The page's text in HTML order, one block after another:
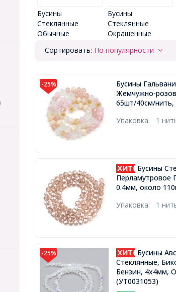
Бусины
Стеклянные
Обычные
Бусины
Стеклянные
Окрашенные
Сортировать: По популярности
-25%
Бусины
Жемчужно-
65шт/40см/нить,
Упаковка: 1
Бусины
Перламутровое
0.4мм, около
Упаковка: 1
-25%
Бусины
Стеклянные,
Бензин, 4х4мм,
(УТ0031053)